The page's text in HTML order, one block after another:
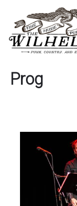
hovedinnhold
Prog